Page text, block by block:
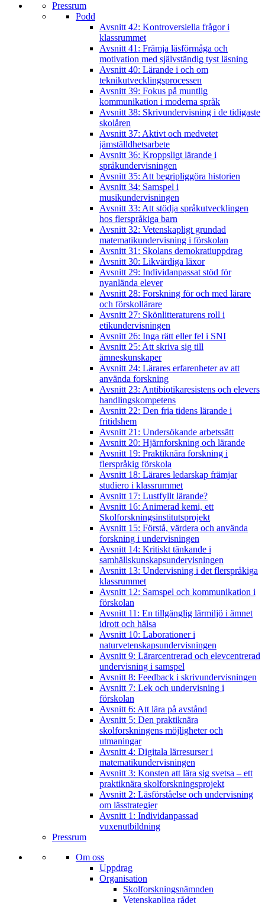
Pressrum
Podd
Avsnitt 42: Kontroversiella frågor i
klassrummet
Avsnitt 41: Främja läsförmåga och
motivation med självständig tyst läsning
Avsnitt 40: Lärande i och om
teknikutvecklingsprocessen
Avsnitt 39: Fokus på muntlig
kommunikation i moderna språk
Avsnitt 38: Skrivundervisning i de tidigaste
skolåren
Avsnitt 37: Aktivt och medvetet
jämställdhetsarbete
Avsnitt 36: Kroppsligt lärande i
språkundervisningen
Avsnitt 35: Att begripliggöra historien
Avsnitt 34: Samspel i
musikundervisningen
Avsnitt 33: Att stödja språkutvecklingen
hos flerspråkiga barn
Avsnitt 32: Vetenskapligt grundad
matematikundervisning i förskolan
Avsnitt 31: Skolans demokratiuppdrag
Avsnitt 30: Likvärdiga läxor
Avsnitt 29: Individanpassat stöd för
nyanlända elever
Avsnitt 28: Forskning för och med lärare
och förskollärare
Avsnitt 27: Skönlitteraturens roll i
etikundervisningen
Avsnitt 26: Inga rätt eller fel i SNI
Avsnitt 25: Att skriva sig till
ämneskunskaper
Avsnitt 24: Lärares erfarenheter av att
använda forskning
Avsnitt 23: Antibiotikaresistens och elevers
handlingskompetens
Avsnitt 22: Den fria tidens lärande i
fritidshem
Avsnitt 21: Undersökande arbetssätt
Avsnitt 20: Hjärnforskning och lärande
Avsnitt 19: Praktiknära forskning i
flerspråkig förskola
Avsnitt 18: Lärares ledarskap främjar
studiero i klassrummet
Avsnitt 17: Lustfyllt lärande?
Avsnitt 16: Animerad kemi, ett
Skolforskningsinstitutsprojekt
Avsnitt 15: Förstå, värdera och använda
forskning i undervisningen
Avsnitt 14: Kritiskt tänkande i
samhällskunskapsundervisningen
Avsnitt 13: Undervisning i det flerspråkiga
klassrummet
Avsnitt 12: Samspel och kommunikation i
förskolan
Avsnitt 11: En tillgänglig lärmiljö i ämnet
idrott och hälsa
Avsnitt 10: Laborationer i
naturvetenskapsundervisningen
Avsnitt 9: Lärarcentrerad och elevcentrerad
undervisning i samspel
Avsnitt 8: Feedback i skrivundervisningen
Avsnitt 7: Lek och undervisning i
förskolan
Avsnitt 6: Att lära på avstånd
Avsnitt 5: Den praktiknära
skolforskningens möjligheter och
utmaningar
Avsnitt 4: Digitala lärresurser i
matematikundervisningen
Avsnitt 3: Konsten att lära sig svetsa – ett
praktiknära skolforskningsprojekt
Avsnitt 2: Läsförståelse och undervisning
om lässtrategier
Avsnitt 1: Individanpassad
vuxenutbildning
Pressrum
Om oss
Uppdrag
Organisation
Skolforskningsnämnden
Vetenskapliga rådet